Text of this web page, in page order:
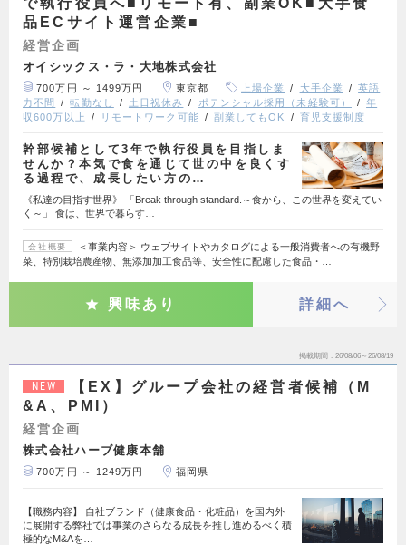
品ECサイト運営企業■
経営企画
オイシックス・ラ・大地株式会社
700万円 ～ 1499万円 東京都 上場企業 大手企業
英語
力不問
転勤なし 土日祝休み ポテンシャル採用（未経験可）
年
収600万以上
リモートワーク可能 副業してもOK 育児支援制度
幹部候補として3年で執行役員を目指しま
せんか？本気で食を通じて世の中を良くす
る過程で、成長したい方の…
《私達の目指す世界》 「Break through standard.～食から、この世界を変えてい
く～」 食は、世界で暮らす…
会社概要
＜事業内容＞ ウェブサイトやカタログによる一般消費者への有機野
菜、特別栽培農産物、無添加加工食品等、安全性に配慮した食品・…
興味あり 詳細へ
掲載期間 26/08/06～26/08/19
NEW
【EX】グループ会社の経営者候補（M
&A、PMI）
経営企画
株式会社ハーブ健康本舗
700万円 ～ 1249万円 福岡県
【職務内容】 自社ブランド（健康食品・化粧品）を国内外
に展開する弊社では事業のさらなる成長を推し進めるべく積
極的なM&Aを…